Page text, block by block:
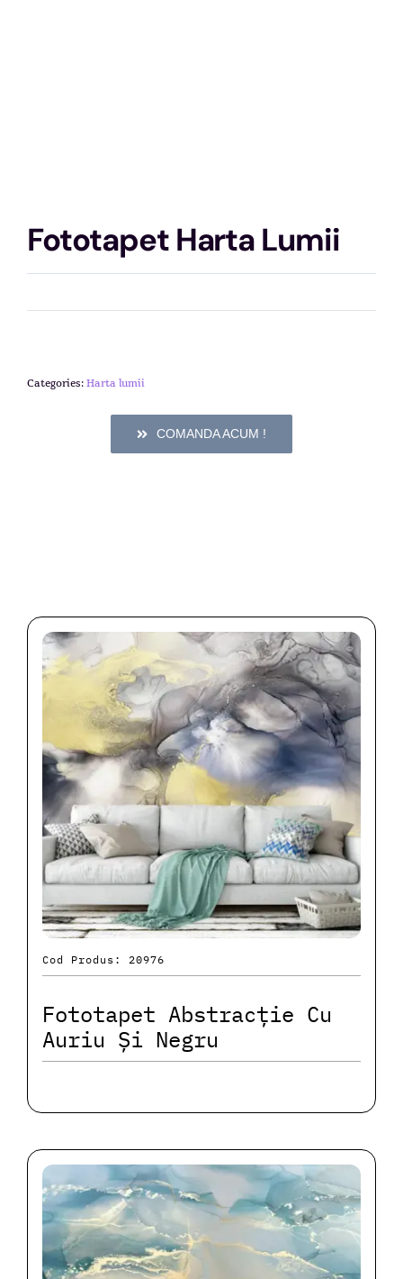
Fototapet Harta Lumii
Categories:Harta lumii
COMANDA ACUM !
Cod Produs: 20976
Fototapet Abstracție Cu
Auriu Și Negru